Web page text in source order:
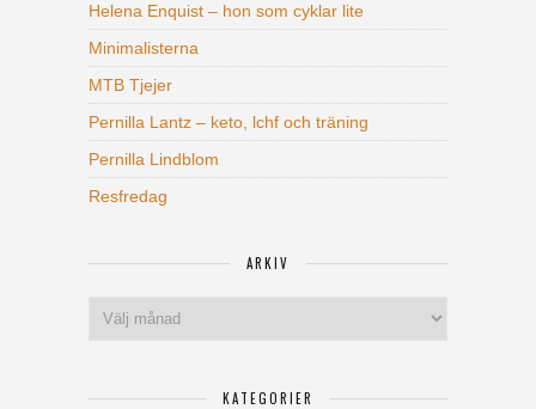
Helena Enquist – hon som cyklar lite
Minimalisterna
MTB Tjejer
Pernilla Lantz – keto, lchf och träning
Pernilla Lindblom
Resfredag
ARKIV
KATEGORIER